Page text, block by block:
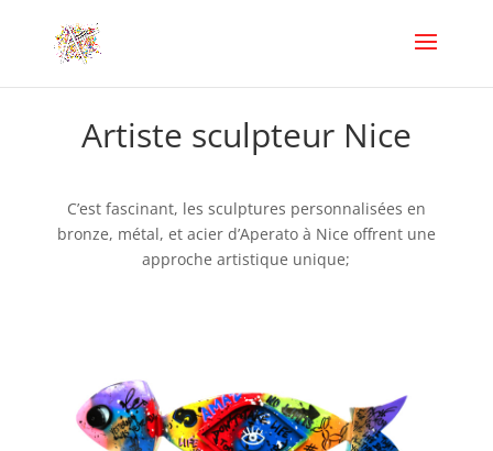
Artiste sculpteur Nice
C’est fascinant, les sculptures personnalisées en
bronze, métal, et acier d’Aperato à Nice offrent une
approche artistique unique;